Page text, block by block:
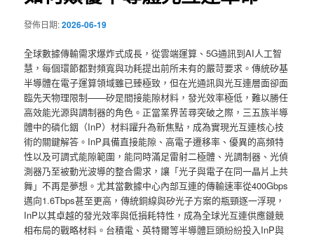
發佈日期:2026-06-19
全球數據傳輸需求爆炸式成長，從雲端運算、5G通訊到AI人工智
慧，每個環節都對頻寬與功耗提出前所未有的嚴苛要求。傳統矽基
半導體在電子運算領域雖已臻極致，但在光通訊與光互連層面卻面
臨先天物理限制——矽是間接能隙材料，發光效率極低，難以勝任
高效能光源與調制器的角色。正當業界苦尋突破之際，三五族半導
體中的磷化銦（InP）材料躍升為新焦點，成為實現光互連核心技
術的關鍵解答。InP具備直接能隙、高電子遷移率、優異的高頻特
性以及可調式能隙範圍，能同時滿足雷射二極體、光調制器、光偵
測器乃至被動光波導的整合需求，讓「光子與電子在同一晶片上共
舞」不再是夢想。尤其當數據中心內部互連的傳輸速率從400Gbps
邁向1.6Tbps甚至更高，傳統銅線與矽光子方案的瓶頸逐一浮現，
InP以其卓越的發光效率與低損耗特性，成為全球光互連供應鏈競
相布局的戰略材料。台積電、英特爾等半導體巨頭紛紛投入InP與